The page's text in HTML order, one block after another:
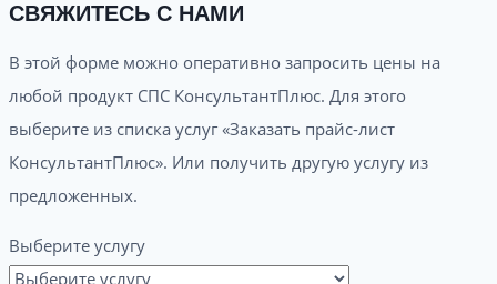
СВЯЖИТЕСЬ С НАМИ
В этой форме можно оперативно запросить цены на
любой продукт СПС КонсультантПлюс. Для этого
выберите из списка услуг «Заказать прайс-лист
КонсультантПлюс». Или получить другую услугу из
предложенных.
Выберите услугу